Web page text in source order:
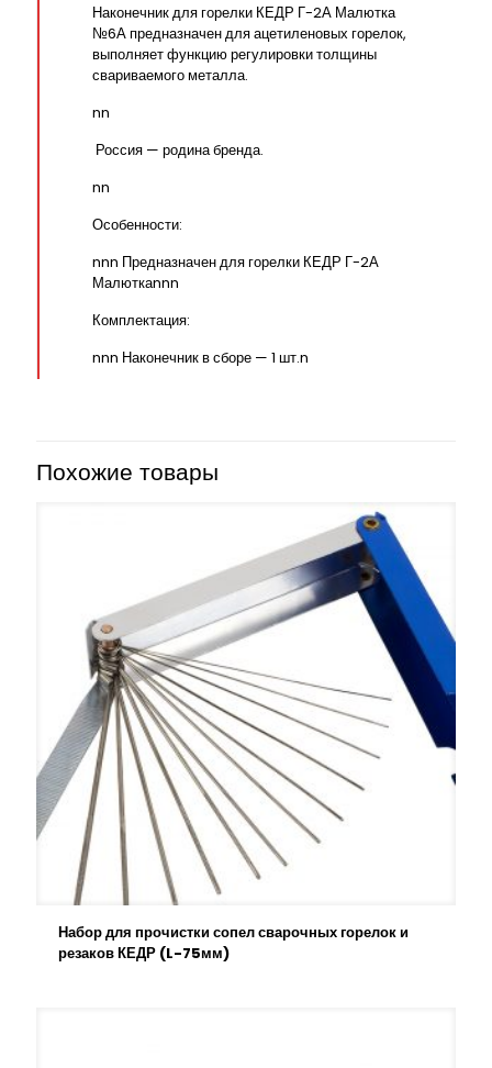
Наконечник для горелки КЕДР Г-2А Малютка
№6А предназначен для ацетиленовых горелок,
выполняет функцию регулировки толщины
свариваемого металла.
nn
Россия — родина бренда.
nn
Особенности:
nnn Предназначен для горелки КЕДР Г-2А
Малюткаnnn
Комплектация:
nnn Наконечник в сборе — 1 шт.n
Похожие товары
Набор для прочистки сопел сварочных горелок и
резаков КЕДР (L-75мм)